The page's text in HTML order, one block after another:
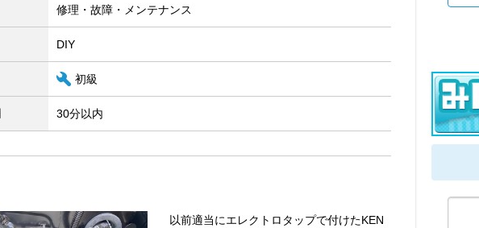
修理・故障・メンテナンス
DIY
初級
30分以内
以前適当にエレクトロタップで付けたKEN